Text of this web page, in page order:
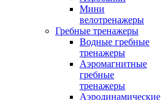
Мини
велотренажеры
Гребные тренажеры
Водные гребные
тренажеры
Аэромагнитные
гребные
тренажеры
Аэродинамические